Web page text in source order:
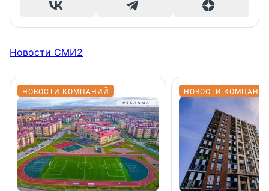
Новости СМИ2
НОВОСТИ КОМПАНИЙ НОВОСТИ